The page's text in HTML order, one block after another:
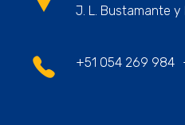
J. L. Bustamante y
+51 054 269 984